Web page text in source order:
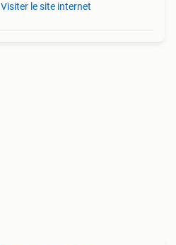
Visiter le site internet